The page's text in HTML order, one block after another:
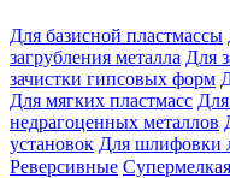
Для базисной пластмассы
загрубления металла Для
зачистки гипсовых форм
Для мягких пластмасс
недрагоценных металлов
установок Для шлифовки
Реверсивные